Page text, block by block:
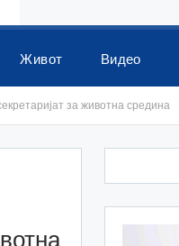
Живот Видео
за животна средина